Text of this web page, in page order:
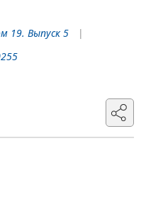
19. Выпуск 5